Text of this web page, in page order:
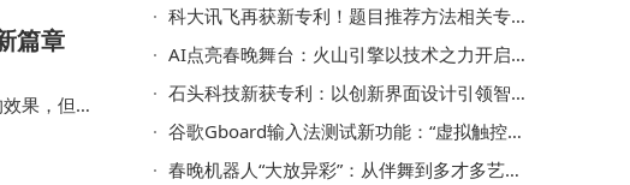
篇章
果，但那
科大讯飞再获新专利！题目推荐方法相关专利授权公告已发布
AI点亮春晚舞台：火山引擎以技术之力开启科技与文化融合新篇章
石头科技新获专利：以创新界面设计引领智能设备交互新体验
谷歌Gboard输入法测试新功能：“虚拟触控板”让光标移动更自由
春晚机器人“大放异彩”：从伴舞到多才多艺，外国网友直呼厉害